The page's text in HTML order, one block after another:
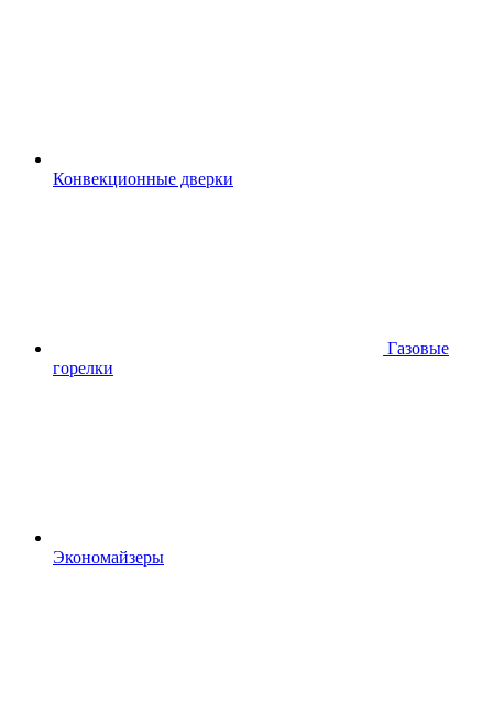
Конвекционные дверки
Газовые
горелки
Экономайзеры